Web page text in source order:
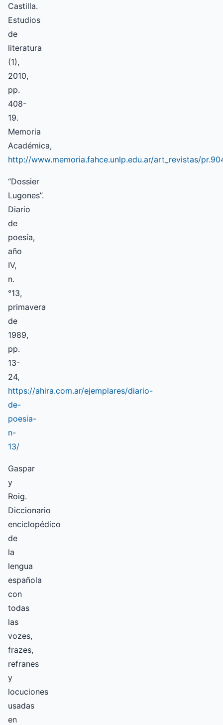
Castilla.
Estudios
de
literatura
(1),
2010,
pp.
408-
19.
Memoria
Académica,
http://www.memoria.fahce.unlp.edu.ar/art_revistas/
“Dossier
Lugones”.
Diario
de
poesía,
año
IV,
n.
°13,
primavera
de
1989,
pp.
13-
24,
https://ahira.com.ar/ejemplares/diario-
de-
poesia-
n-
13/
Gaspar
y
Roig.
Diccionario
enciclopédico
de
la
lengua
española
con
todas
las
vozes,
frazes,
refranes
y
locuciones
usadas
en